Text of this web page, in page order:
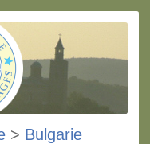
> Bulgarie